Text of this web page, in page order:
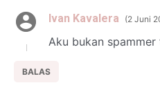
Ivan Kavalera 2 Juni
Aku bukan
BALAS